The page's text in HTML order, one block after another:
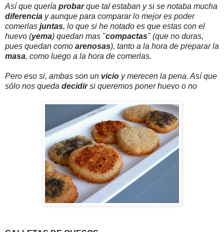
Así que quería probarque tal estaban y si se notaba mucha
diferencia y aunque para comparar lo mejor es poder
comerlas juntas, lo que si he notado es que estas con el
huevo (yema) quedan mas "compactas" (que no duras,
pues quedan como arenosas), tanto a la hora de preparar la
masa, como luego a la hora de comerlas.
Pero eso si, ambas son un vicio y merecen la pena. Así que
sólo nos queda decidirsi queremos poner huevo o no